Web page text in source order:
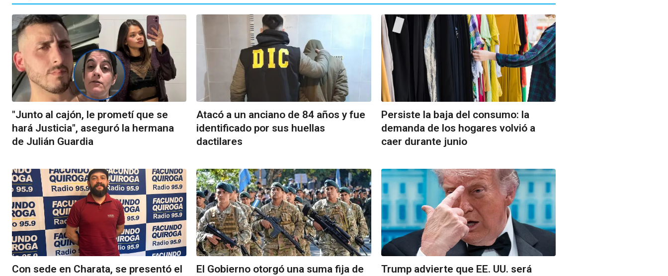
"Junto al cajón, le prometí que se
hará Justicia", aseguró la hermana
de Julián Guardia
Atacó a un anciano de 84 años y fue
identificado por sus huellas
dactilares
Persiste la baja del consumo: la
demanda de los hogares volvió a
caer durante junio
Con sede en Charata, se presentó el El Gobierno otorgó una suma fija de Trump advierte que EE. UU. será